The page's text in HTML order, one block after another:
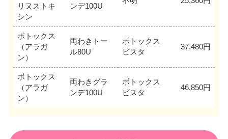
リヌストキ
シン
ンデ100U
ボトックス
（アラガ
ン）
両わきトー
ル80U
ボトックス
ビスタ
37,480円
ボトックス
（アラガ
ン）
両わきグラ
ンデ100U
ボトックス
ビスタ
46,850円